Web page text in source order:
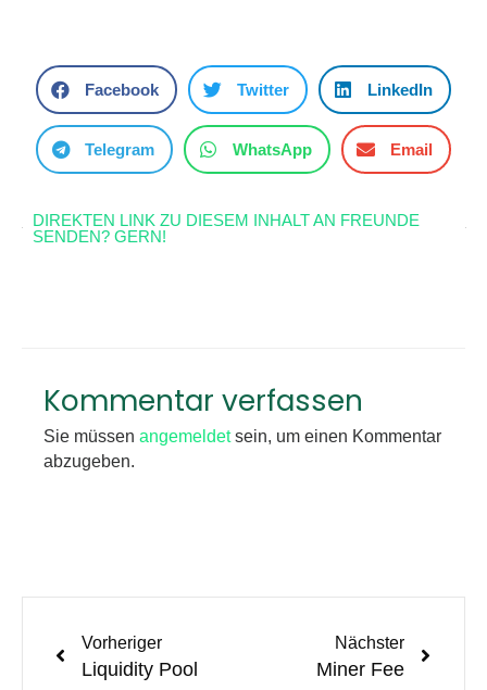
Facebook Twitter LinkedIn
Telegram WhatsApp Email
DIREKTEN LINK ZU DIESEM INHALT AN FREUNDE
SENDEN? GERN!
Kommentar verfassen
Sie müssen angemeldetsein, um einen Kommentar
abzugeben.
Vorheriger
Liquidity Pool
Nächster
Miner Fee